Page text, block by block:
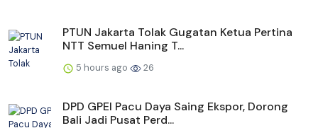
PTUN Jakarta Tolak Gugatan Ketua Pertina
NTT Semuel Haning T...
5 hours ago 26
DPD GPEI Pacu Daya Saing Ekspor, Dorong
Bali Jadi Pusat Perd...